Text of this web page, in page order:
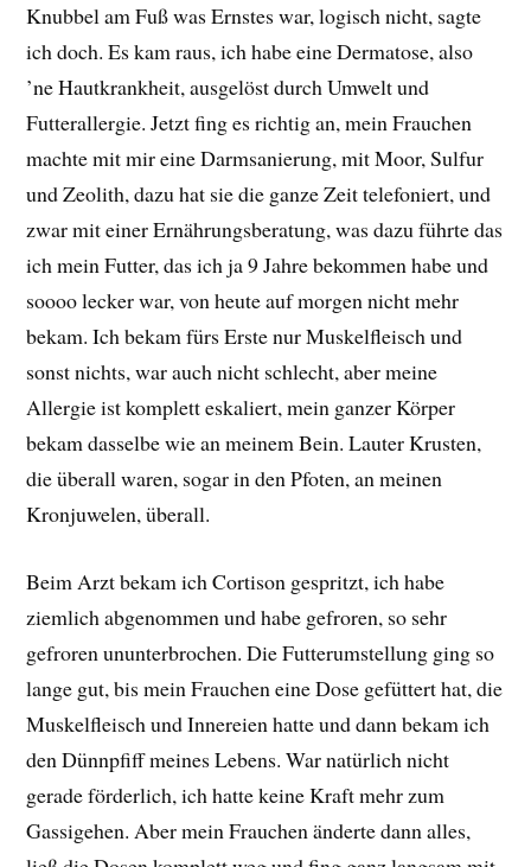
Knubbel am Fuß was Ernstes war, logisch nicht, sagte
ich doch. Es kam raus, ich habe eine Dermatose, also
’ne Hautkrankheit, ausgelöst durch Umwelt und
Futterallergie. Jetzt fing es richtig an, mein Frauchen
machte mit mir eine Darmsanierung, mit Moor, Sulfur
und Zeolith, dazu hat sie die ganze Zeit telefoniert, und
zwar mit einer Ernährungsberatung, was dazu führte das
ich mein Futter, das ich ja 9 Jahre bekommen habe und
soooo lecker war, von heute auf morgen nicht mehr
bekam. Ich bekam fürs Erste nur Muskelfleisch und
sonst nichts, war auch nicht schlecht, aber meine
Allergie ist komplett eskaliert, mein ganzer Körper
bekam dasselbe wie an meinem Bein. Lauter Krusten,
die überall waren, sogar in den Pfoten, an meinen
Kronjuwelen, überall.
Beim Arzt bekam ich Cortison gespritzt, ich habe
ziemlich abgenommen und habe gefroren, so sehr
gefroren ununterbrochen. Die Futterumstellung ging so
lange gut, bis mein Frauchen eine Dose gefüttert hat, die
Muskelfleisch und Innereien hatte und dann bekam ich
den Dünnpfiff meines Lebens. War natürlich nicht
gerade förderlich, ich hatte keine Kraft mehr zum
Gassigehen. Aber mein Frauchen änderte dann alles,